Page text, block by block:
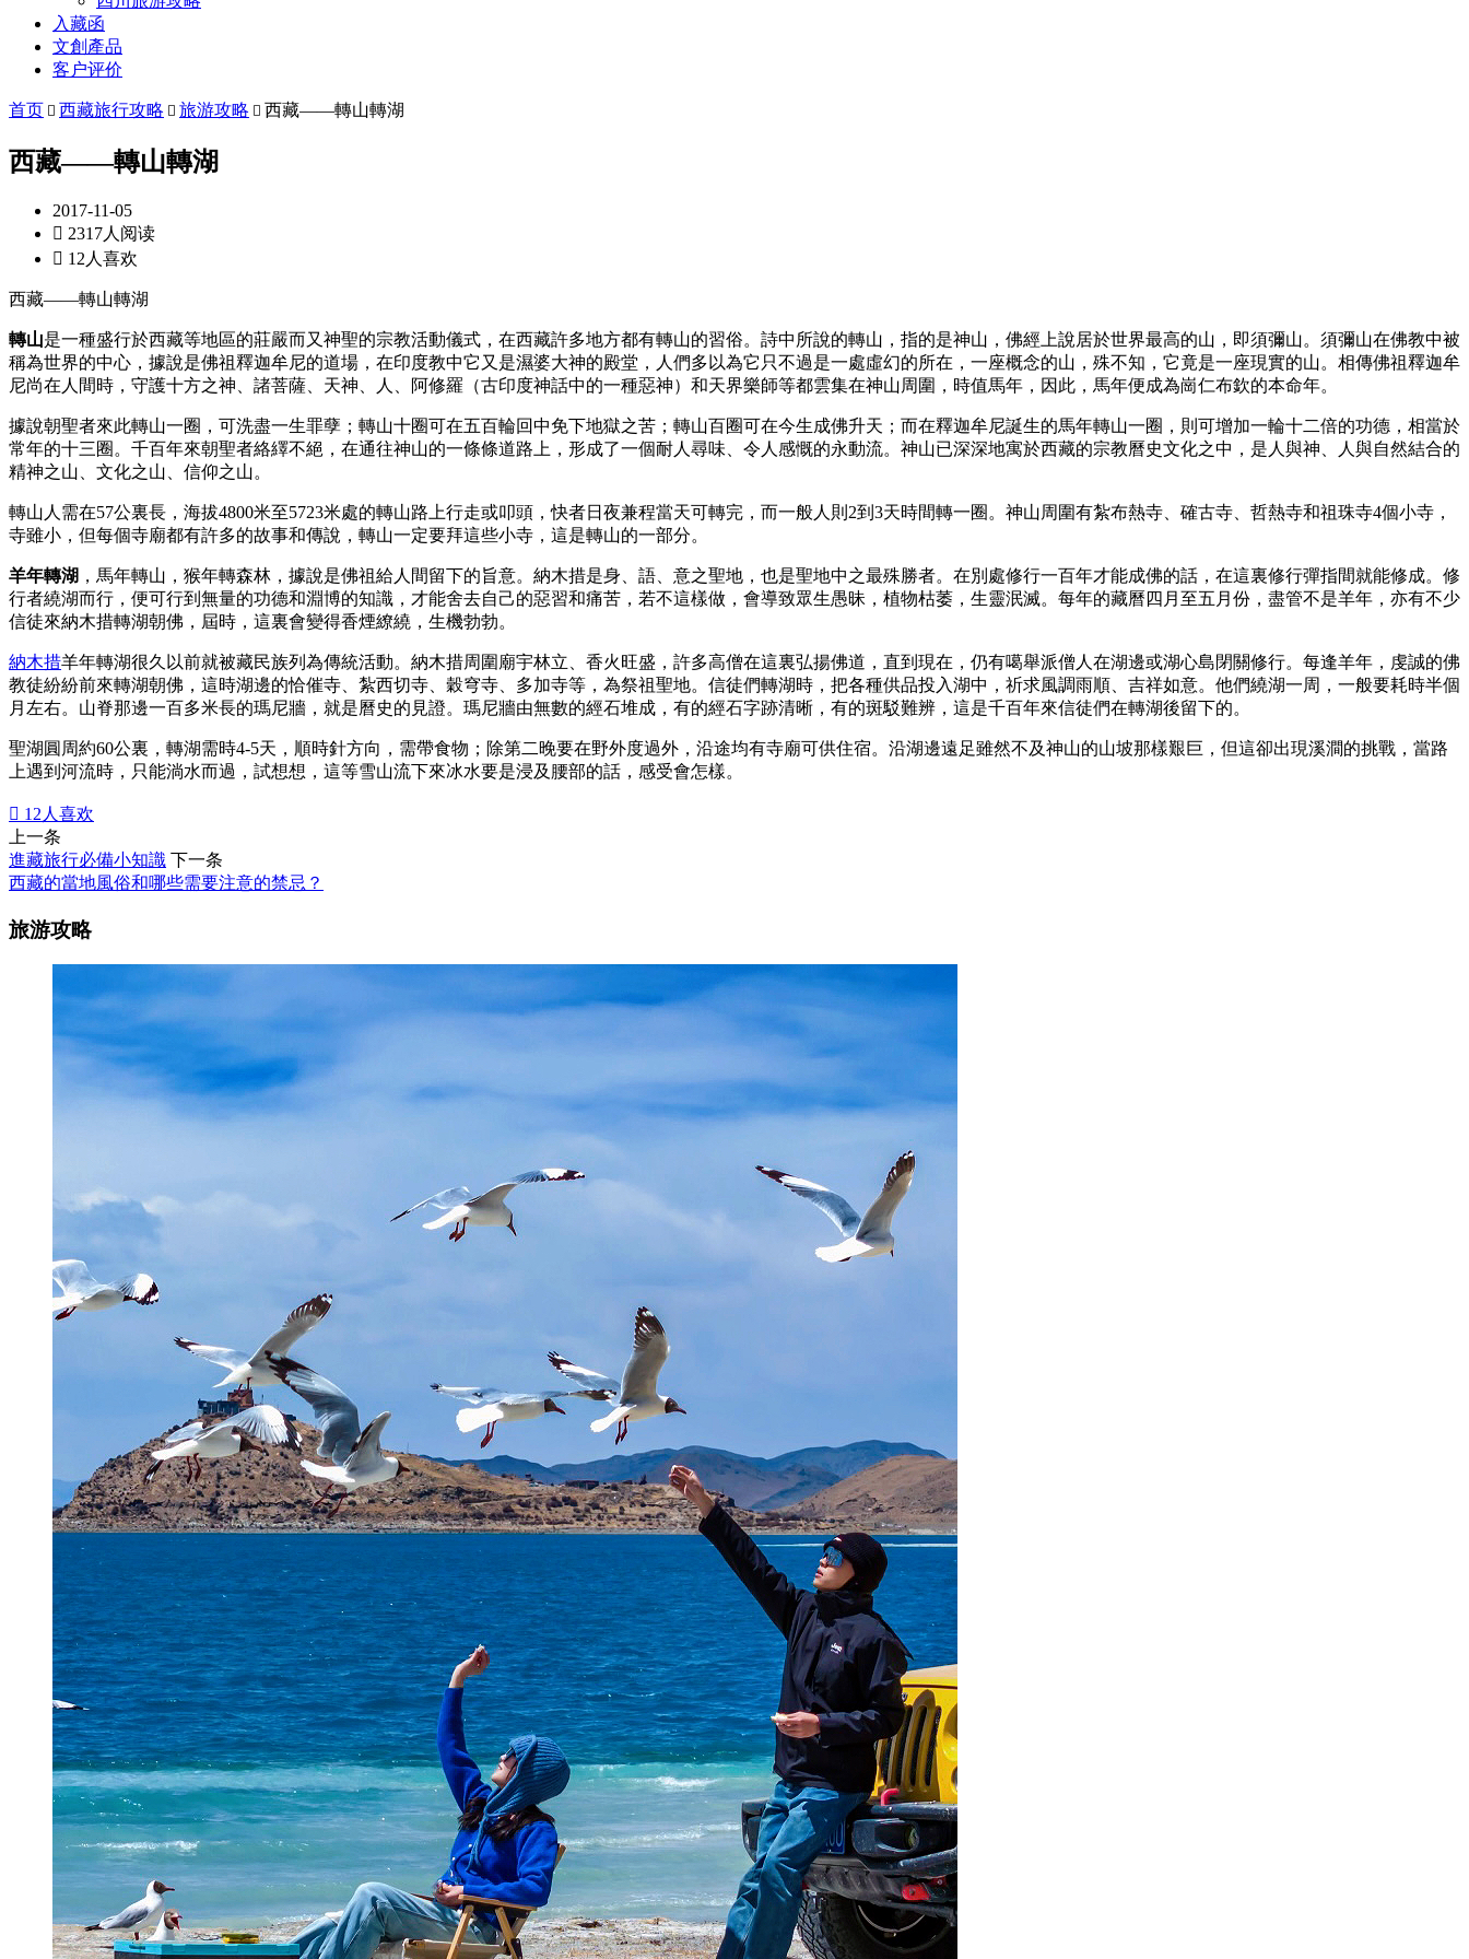
入藏函
文創產品
客户评价
首页  西藏旅行攻略  旅游攻略  西藏——轉山轉湖
西藏——轉山轉湖
2017-11-05
 2317人阅读
 12人喜欢
西藏——轉山轉湖
轉山是一種盛行於西藏等地區的莊嚴而又神聖的宗教活動儀式，在西藏許多地方都有轉山的習俗。詩中所說的轉山，指的是神山，佛經上說居於世界最高的山，即須彌山。須彌山在佛教中被
稱為世界的中心，據說是佛祖釋迦牟尼的道場，在印度教中它又是濕婆大神的殿堂，人們多以為它只不過是一處虛幻的所在，一座概念的山，殊不知，它竟是一座現實的山。相傳佛祖釋迦牟
尼尚在人間時，守護十方之神、諸菩薩、天神、人、阿修羅（古印度神話中的一種惡神）和天界樂師等都雲集在神山周圍，時值馬年，因此，馬年便成為崗仁布欽的本命年。
據說朝聖者來此轉山一圈，可洗盡一生罪孽；轉山十圈可在五百輪回中免下地獄之苦；轉山百圈可在今生成佛升天；而在釋迦牟尼誕生的馬年轉山一圈，則可增加一輪十二倍的功德，相當於
常年的十三圈。千百年來朝聖者絡繹不絕，在通往神山的一條條道路上，形成了一個耐人尋味、令人感慨的永動流。神山已深深地寓於西藏的宗教曆史文化之中，是人與神、人與自然結合的
精神之山、文化之山、信仰之山。
轉山人需在57公裏長，海拔4800米至5723米處的轉山路上行走或叩頭，快者日夜兼程當天可轉完，而一般人則2到3天時間轉一圈。神山周圍有紮布熱寺、確古寺、哲熱寺和祖珠寺4個小寺，
寺雖小，但每個寺廟都有許多的故事和傳說，轉山一定要拜這些小寺，這是轉山的一部分。
羊年轉湖 ，馬年轉山，猴年轉森林，據說是佛祖給人間留下的旨意。納木措是身、語、意之聖地，也是聖地中之最殊勝者。在別處修行一百年才能成佛的話，在這裏修行彈指間就能修成。修
行者繞湖而行，便可行到無量的功德和淵博的知識，才能舍去自己的惡習和痛苦，若不這樣做，會導致眾生愚昧，植物枯萎，生靈泯滅。每年的藏曆四月至五月份，盡管不是羊年，亦有不少
信徒來納木措轉湖朝佛，屆時，這裏會變得香煙繚繞，生機勃勃。
納木措羊年轉湖很久以前就被藏民族列為傳統活動。納木措周圍廟宇林立、香火旺盛，許多高僧在這裏弘揚佛道，直到現在，仍有噶舉派僧人在湖邊或湖心島閉關修行。每逢羊年，虔誠的佛
教徒紛紛前來轉湖朝佛，這時湖邊的恰催寺、紮西切寺、穀穹寺、多加寺等，為祭祖聖地。信徒們轉湖時，把各種供品投入湖中，祈求風調雨順、吉祥如意。他們繞湖一周，一般要耗時半個
月左右。山脊那邊一百多米長的瑪尼牆，就是曆史的見證。瑪尼牆由無數的經石堆成，有的經石字跡清晰，有的斑駁難辨，這是千百年來信徒們在轉湖後留下的。
聖湖圓周約60公裏，轉湖需時4-5天，順時針方向，需帶食物；除第二晚要在野外度過外，沿途均有寺廟可供住宿。沿湖邊遠足雖然不及神山的山坡那樣艱巨，但這卻出現溪澗的挑戰，當路
上遇到河流時，只能淌水而過，試想想，這等雪山流下來冰水要是浸及腰部的話，感受會怎樣。
 12 人喜欢
上一条
進藏旅行必備小知識 下一条
西藏的當地風俗和哪些需要注意的禁忌？
旅游攻略